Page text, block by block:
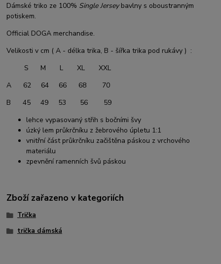
Dámské triko ze 100% Single Jerseybavlny s oboustranným
potiskem.
Official DOGA merchandise.
Velikosti v cm ( A - délka trika, B - šířka trika pod rukávy ) :
S M L XL XXL
A 62 64 66 68 70
B 45 49 53 56 59
lehce vypasovaný střih s bočními švy
úzký lem průkrčníku z žebrového úpletu 1:1
vnitřní část průkrčníku začištěna páskou z vrchového
materiálu
zpevnění ramenních švů páskou
Zboží zařazeno v kategoriích
Trička
trička dámská